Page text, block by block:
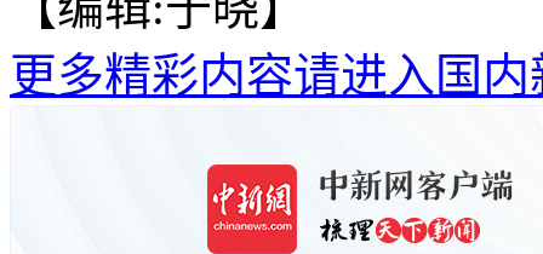
更多精彩内容请进入国内